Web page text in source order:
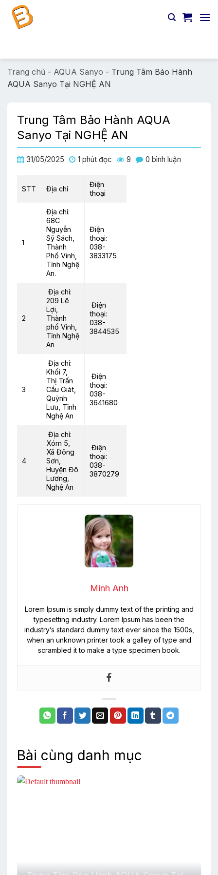
Chuyển
đến
Trang chủ - AQUA Sanyo - Trung Tâm Bảo Hành
AQUA Sanyo Tại NGHỆ AN
Trung Tâm Bảo Hành AQUA
Sanyo Tại NGHỆ AN
31/05/2025 1 phút đọc 9 0 bình luận
STT Địa chỉ
Điện
thoại
1
Địa chỉ:
68C
Nguyễn
Sỹ Sách,
Thành
Phố Vinh,
Tỉnh Nghệ
An.
Điện
thoại:
038-
3833175
2
Địa chỉ:
209 Lê
Lợi,
Thành
phố Vinh,
Tỉnh Nghệ
An
Điện
thoại:
038-
3844535
3
Địa chỉ:
Khối 7,
Thị Trấn
Cầu Giát,
Quỳnh
Lưu, Tỉnh
Nghệ An
Điện
thoại:
038-
3641680
4
Địa chỉ:
Xóm 5,
Xã Đông
Sơn,
Huyện Đô
Lương,
Nghệ An
Điện
thoại:
038-
3870279
Minh Anh
Lorem Ipsum is simply dummy text of the printing and
typesetting industry. Lorem Ipsum has been the
industry’s standard dummy text ever since the 1500s,
when an unknown printer took a galley of type and
scrambled it to make a type specimen book.
Bài cùng danh mục